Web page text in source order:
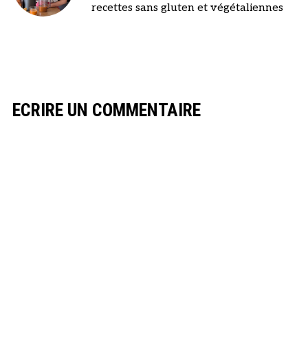
recettes sans gluten et végétaliennes
ECRIRE UN COMMENTAIRE